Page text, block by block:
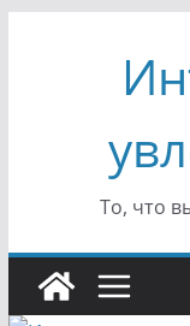
содержимому
То, что